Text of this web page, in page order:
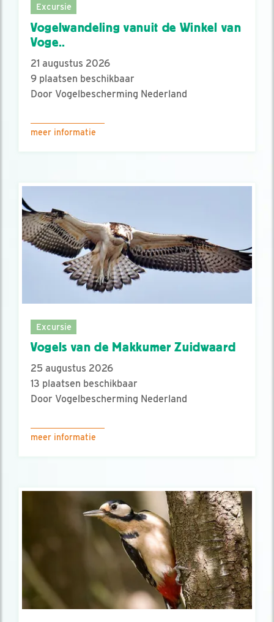
Excursie
Vogelwandeling vanuit de Winkel van
Voge..
21 augustus 2026
9 plaatsen beschikbaar
Door Vogelbescherming Nederland
meer informatie
Excursie
Vogels van de Makkumer Zuidwaard
25 augustus 2026
13 plaatsen beschikbaar
Door Vogelbescherming Nederland
meer informatie